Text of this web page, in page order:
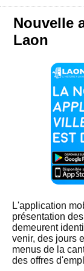
Nouvelle
Laon
L'application
présentation
demeurent
venir, des jours
menus de la
des offres